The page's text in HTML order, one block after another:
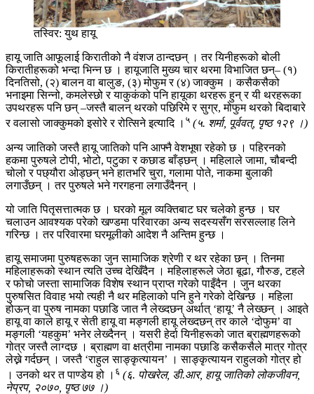
तस्विर: युथ हायू
हायू जाति आफूलाई किरातीको नै वंशज ठान्दछन् । तर यिनीहरूको बोली
किरातीहरूको भन्दा भिन्न छ । हायूजाति मुख्य चार थरमा विभाजित छन्– (१)
दिनतिसो, (२) बालन वा बालुङ, (३) मोफुम र (४) जाक्कुम । कसैकसैको
भनाइमा सिन्नो, कमलेस्छो र याकुकंको पनि हायूका थरहरू हुन् र यी थरहरूका
उपथरहरू पनि छन् –जस्तै बालन् थरको पछिरिमे र सुग्र, मोफुम थरको बिदाबारे
र वलासो जाक्कुमको इसोरे र रोत्सिने इत्यादि । ५ (५. शर्मा, पूर्ववत्, पृष्ठ १२९ ।)
अन्य जातिको जस्तै हायू जातिको पनि आफ्नै वेशभूषा रहेको छ । पहिरनको
हकमा पुरुषले टोपी, भोटो, पटुका र कछाड बाँड्छन् । महिलाले जामा, चौबन्दी
चोलो र पछ्यौरा ओड्छन् भने हातभरि चुरा, गलामा पोते, नाकमा बुलाकी
लगाउँछन् । तर पुरुषले भने गरगहना लगाउँदैनन् ।
यो जाति पितृसत्तात्मक छ । घरको मूल व्यक्तिबाट घर चलेको हुन्छ । घर
चलाउन आवश्यक परेको खण्डमा परिवारका अन्य सदस्यसँग सरसल्लाह लिने
गरिन्छ । तर परिवारमा घरमूलीको आदेश नै अन्तिम हुन्छ ।
हायू समाजमा पुरुषहरूका जुन सामाजिक श्रेणी र थर रहेका छन् । तिनमा
महिलाहरूको स्थान त्यति उच्च देखिँदैन । महिलाहरूले जेठा बूढा, गौरुङ, टहले
र फोचो जस्ता सामाजिक विशेष स्थान प्राप्त गरेको पाइँदैन । जुन थरका
पुरुषसित विवाह भयो त्यही नै थर महिलाको पनि हुने गरेको देखिन्छ । महिला
होऊन् वा पुरुष नामका पछाडि जात नै लेख्दछन् अर्थात् ‘हायू’ नै लेख्छन् । आइते
हायू वा काले हायू र सेती हायू वा मङ्गली हायू लेख्दछन् तर काले ‘दोफुम’ वा
मङ्गली ‘यहकुम’ भनेर लेख्दैनन् । यसरी हेर्दा यिनीहरूको जात ब्राह्मणहरूको
गोत्र जस्तै लाग्दछ । ब्राह्मण वा क्षत्रीमा नामका पछाडि कसैकसैले मात्र गोत्र
लेख्ने गर्दछन् । जस्तै ‘राहुल साङ्कृत्यायन’ । साङ्कृत्यायन राहुलको गोत्र हो
। उनको थर त पाण्डेय हो । ६ (६. पोखरेल, डी.आर, हायू जातिको लोकजीवन,
नेप्रप, २०७०, पृष्ठ ७७ ।)